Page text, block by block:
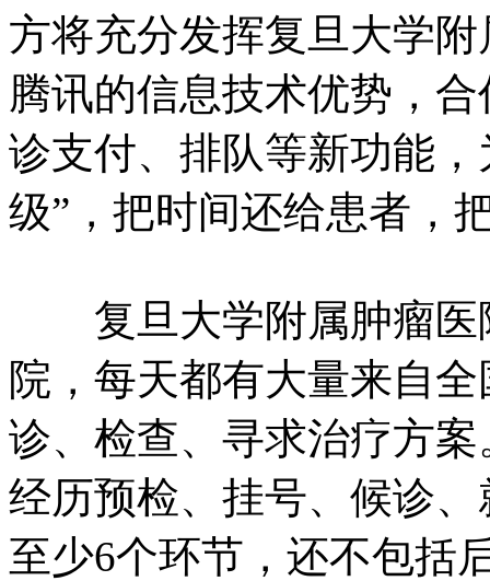
方将充分发挥复旦大学
腾讯的信息技术优势，
诊支付、排队等新功能
级”，把时间还给患者，
复旦大学附属肿瘤医
院，每天都有大量来自
诊、检查、寻求治疗方
经历预检、挂号、候诊
至少6个环节，还不包括